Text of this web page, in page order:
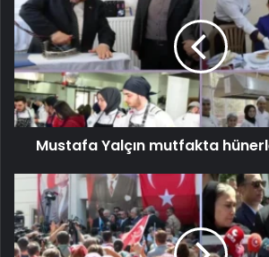
Mustafa Yalçın mutfakta